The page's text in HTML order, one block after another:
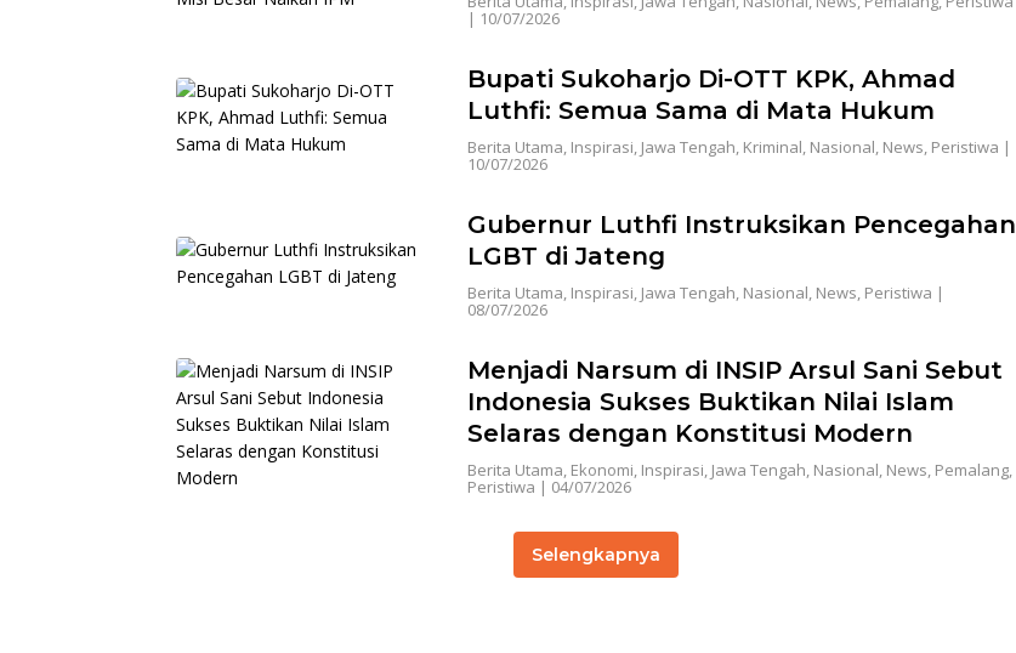
| 10/07/2026
Bupati Sukoharjo Di-OTT KPK, Ahmad
Luthfi: Semua Sama di Mata Hukum
Berita Utama, Inspirasi, Jawa Tengah, Kriminal, Nasional, News, Peristiwa |
10/07/2026
Gubernur Luthfi Instruksikan Pencegahan
LGBT di Jateng
Berita Utama, Inspirasi, Jawa Tengah, Nasional, News, Peristiwa |
08/07/2026
Menjadi Narsum di INSIP Arsul Sani Sebut
Indonesia Sukses Buktikan Nilai Islam
Selaras dengan Konstitusi Modern
Berita Utama, Ekonomi, Inspirasi, Jawa Tengah, Nasional, News, Pemalang,
Peristiwa | 04/07/2026
Selengkapnya